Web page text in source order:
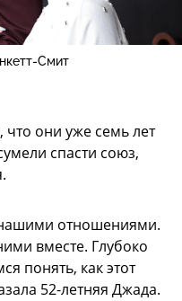
Смит
они уже семь лет
спасти союз,
отношениями.
вместе. Глубоко
понять, как этот
52-летняя Джада.